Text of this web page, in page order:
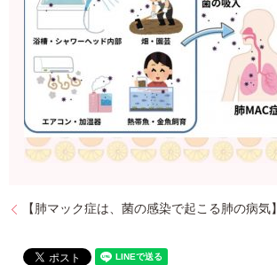
【肺マック症は、菌の感染で起こる肺の病気】